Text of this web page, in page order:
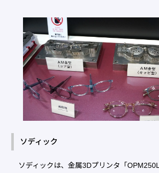
ソディック
ソディックは、金属3Dプリンタ「